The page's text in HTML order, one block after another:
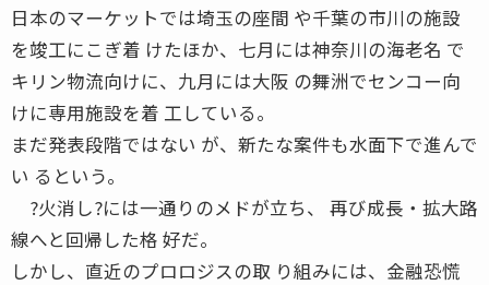
日本のマーケットでは埼玉の座間 や千葉の市川の施設
を竣工にこぎ着 けたほか、七月には神奈川の海老名 で
キリン物流向けに、九月には大阪 の舞洲でセンコー向
けに専用施設を着 工している。
まだ発表段階ではない が、新たな案件も水面下で進んで
い るという。
?火消し?には一通りのメドが立ち、 再び成長・拡大路
線へと回帰した格 好だ。
しかし、直近のプロロジスの取 り組みには、金融恐慌